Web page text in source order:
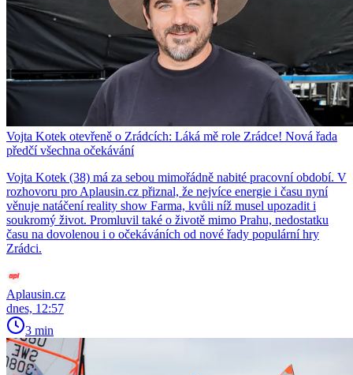
Vojta Kotek otevřeně o Zrádcích: Láká mě role Zrádce! Nová řada
předčí všechna očekávání
Vojta Kotek (38) má za sebou mimořádně nabité pracovní období. V
rozhovoru pro Aplausin.cz přiznal, že nejvíce energie i času nyní
věnuje natáčení reality show Farma, kvůli níž musel upozadit i
soukromý život. Promluvil také o životě mimo Prahu, nedostatku
času na dovolenou i o očekáváních od nové řady populární hry
Zrádci.
Aplausin.cz
dnes, 12:57
3 min